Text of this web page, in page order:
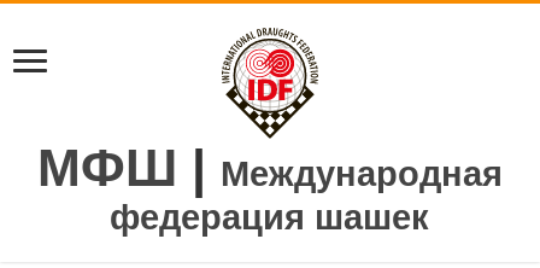
МФШ | Международная
федерация шашек